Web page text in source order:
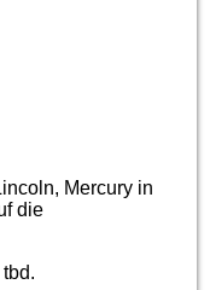
Mercury in
die